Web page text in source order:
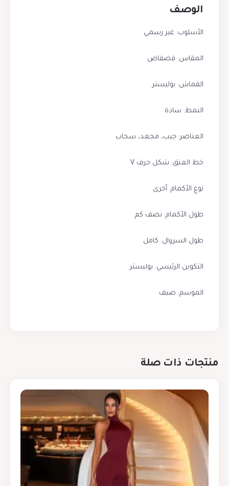
الوصف
الأسلوب: غير رسمي
المقاس: فضفاض
القماش: بوليستر
النمط: سادة
العناصر: جيب، مجعد، سحاب
خط العنق: شكل حرف V
نوع الأكمام: أخرى
طول الأكمام: نصف كم
طول السروال: كامل
التكوين الرئيسي: بوليستر
الموسم: صيف
منتجات ذات صلة